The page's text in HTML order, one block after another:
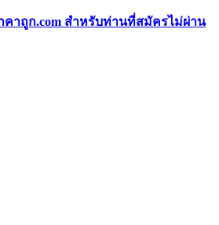
าถูก.com สำหรับท่านที่สมัครไม่ผ่าน